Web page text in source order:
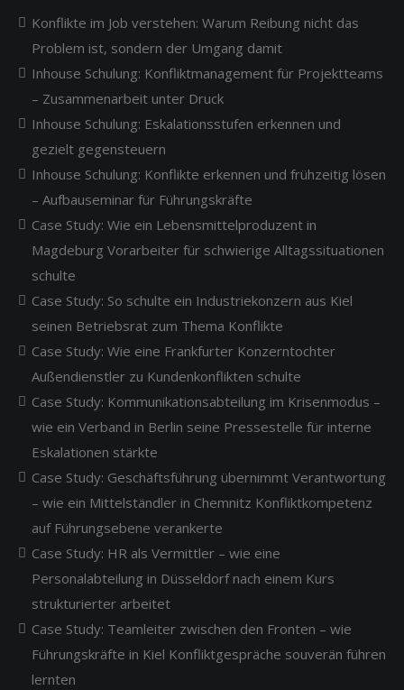
Konflikte im Job verstehen: Warum Reibung nicht das
Problem ist, sondern der Umgang damit
Inhouse Schulung: Konfliktmanagement für Projektteams
– Zusammenarbeit unter Druck
Inhouse Schulung: Eskalationsstufen erkennen und
gezielt gegensteuern
Inhouse Schulung: Konflikte erkennen und frühzeitig lösen
– Aufbauseminar für Führungskräfte
Case Study: Wie ein Lebensmittelproduzent in
Magdeburg Vorarbeiter für schwierige Alltagssituationen
schulte
Case Study: So schulte ein Industriekonzern aus Kiel
seinen Betriebsrat zum Thema Konflikte
Case Study: Wie eine Frankfurter Konzerntochter
Außendienstler zu Kundenkonflikten schulte
Case Study: Kommunikationsabteilung im Krisenmodus –
wie ein Verband in Berlin seine Pressestelle für interne
Eskalationen stärkte
Case Study: Geschäftsführung übernimmt Verantwortung
– wie ein Mittelständler in Chemnitz Konfliktkompetenz
auf Führungsebene verankerte
Case Study: HR als Vermittler – wie eine
Personalabteilung in Düsseldorf nach einem Kurs
strukturierter arbeitet
Case Study: Teamleiter zwischen den Fronten – wie
Führungskräfte in Kiel Konfliktgespräche souverän führen
lernten